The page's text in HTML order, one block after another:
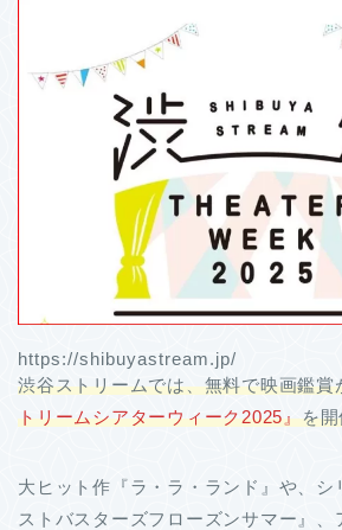
https://shibuyastream.jp/
渋谷ストリームでは、無料で映画鑑賞
トリームシアターウィーク2025』を
大ヒット作『ラ・ラ・ランド』や、シ
ストバスターズフローズンサマー』、